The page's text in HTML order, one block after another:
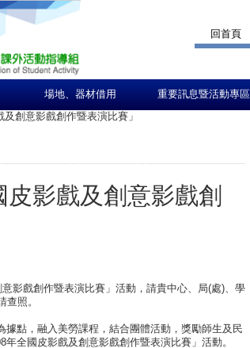
回首頁
場地、器材借用 重要訊息暨活動專區
及創意影戲創作暨表演比賽」
皮影戲及創意影戲創
影戲創作暨表演比賽」活動，請貴中心、局(處)、學
查照。
點，融入美勞課程，結合團體活動，獎勵師生及民
全國皮影戲及創意影戲創作暨表演比賽」活動。